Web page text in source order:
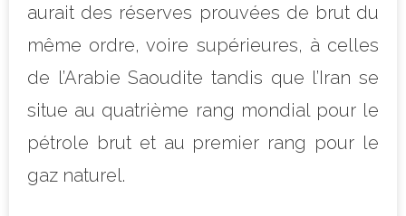
aurait des réserves prouvées de brut du
même ordre, voire supérieures, à celles
de l’Arabie Saoudite tandis que l’Iran se
situe au quatrième rang mondial pour le
pétrole brut et au premier rang pour le
gaz naturel.